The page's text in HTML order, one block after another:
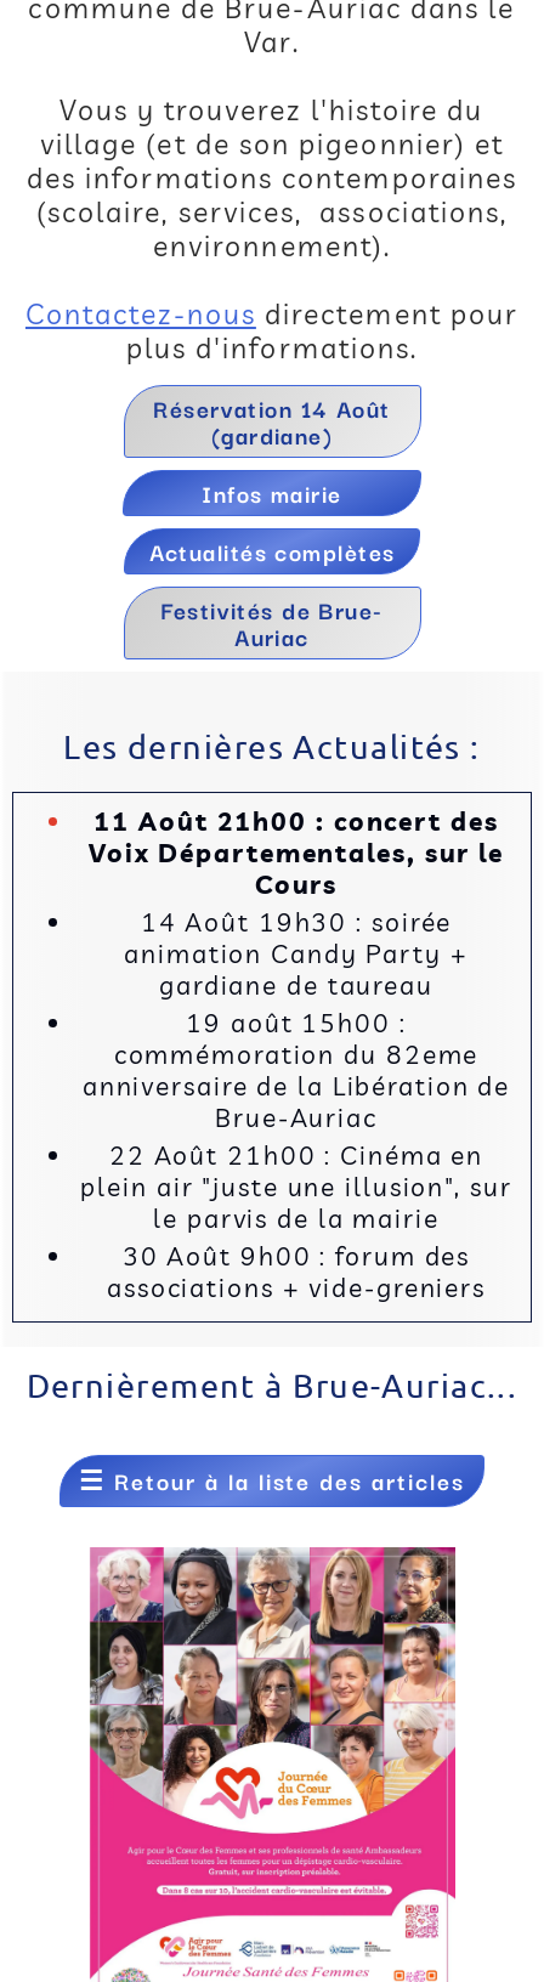
commune de Brue-Auriac dans le
Var.
Vous y trouverez l'histoire du
village (et de son pigeonnier) et
des informations contemporaines
(scolaire, services, associations,
environnement).
Contactez-nous directement pour
plus d'informations.
Réservation 14 Août
(gardiane)
Infos mairie
Actualités complètes
Festivités de Brue-
Auriac
Les dernières Actualités :
11 Août 21h00 : concert des
Voix Départementales, sur le
Cours
14 Août 19h30 : soirée
animation Candy Party +
gardiane de taureau
19 août 15h00 :
commémoration du 82eme
anniversaire de la Libération de
Brue-Auriac
22 Août 21h00 : Cinéma en
plein air "juste une illusion", sur
le parvis de la mairie
30 Août 9h00 : forum des
associations + vide-greniers
Dernièrement à Brue-Auriac...
☰ Retour à la liste des articles